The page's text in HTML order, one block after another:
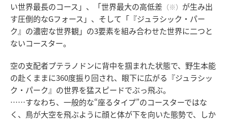
い世界最長のコース」、「世界最大の高低差 （※） が生み出
す圧倒的なGフォース」、そして「『ジュラシック・パー
ク』の濃密な世界観」の3要素を組み合わせた世界に二つと
ないコースター。
空の支配者プテラノドンに背中を掴まれた状態で、野生本能
の赴くままに360度振り回され、眼下に広がる『ジュラシッ
ク・パーク』の世界を猛スピードでぶっ飛ぶ。
……すなわち、一般的な“座るタイプ”のコースターではな
く、鳥が大空を飛ぶように顔と体が下を向いた態勢で、しか